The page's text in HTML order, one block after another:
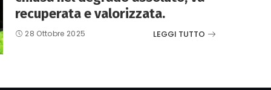
recuperata e valorizzata.
28 Ottobre 2025 LEGGI TUTTO